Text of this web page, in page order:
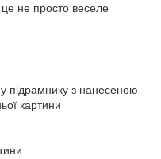
не просто веселе
підрамнику з нанесеною
картини